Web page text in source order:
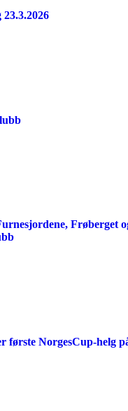
Frøberget
første NorgesCup-helg